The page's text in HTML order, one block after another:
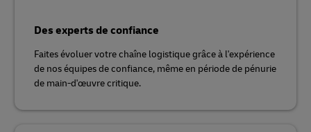
Des experts de confiance
Faites évoluer votre chaîne logistique grâce à l'expérience
de nos équipes de confiance, même en période de pénurie
de main-d'œuvre critique.